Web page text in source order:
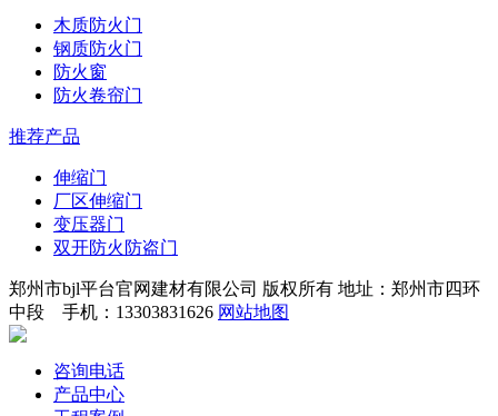
木质防火门
钢质防火门
防火窗
防火卷帘门
推荐产品
伸缩门
厂区伸缩门
变压器门
双开防火防盗门
郑州市bjl平台官网建材有限公司 版权所有 地址：郑州市四环
中段 手机：13303831626 网站地图
咨询电话
产品中心